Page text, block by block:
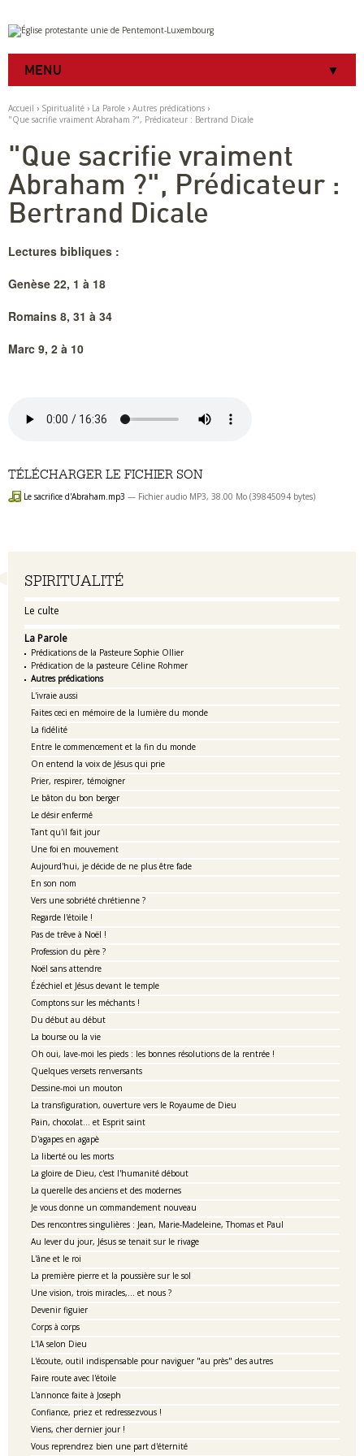
Aller
au
contenu.
à
navigation
Outils
personnels
MENU
Accueil › Spiritualité › La Parole › Autres prédications ›
"Que sacrifie vraiment Abraham ?", Prédicateur : Bertrand Dicale
Navigation
SPIRITUALITÉ
Le culte
La Parole
Prédications de la Pasteure Sophie Ollier
Prédication de la pasteure Céline Rohmer
Autres prédications
L'ivraie aussi
Faites ceci en mémoire de la lumière du monde
La fidélité
Entre le commencement et la fin du monde
On entend la voix de Jésus qui prie
Prier, respirer, témoigner
Le bâton du bon berger
Le désir enfermé
Tant qu'il fait jour
Une foi en mouvement
Aujourd'hui, je décide de ne plus être fade
En son nom
Vers une sobriété chrétienne ?
Regarde l'étoile !
Pas de trêve à Noël !
Profession du père ?
Noël sans attendre
Ézéchiel et Jésus devant le temple
Comptons sur les méchants !
Du début au début
La bourse ou la vie
Oh oui, lave-moi les pieds : les bonnes résolutions de la rentrée !
Quelques versets renversants
Dessine-moi un mouton
La transfiguration, ouverture vers le Royaume de Dieu
Pain, chocolat... et Esprit saint
D'agapes en agapè
La liberté ou les morts
La gloire de Dieu, c'est l'humanité débout
La querelle des anciens et des modernes
Je vous donne un commandement nouveau
Des rencontres singulières : Jean, Marie-Madeleine, Thomas et Paul
Au lever du jour, Jésus se tenait sur le rivage
L'âne et le roi
La première pierre et la poussière sur le sol
Une vision, trois miracles,... et nous ?
Devenir figuier
Corps à corps
L'IA selon Dieu
L'écoute, outil indispensable pour naviguer "au près" des autres
Faire route avec l'étoile
L'annonce faite à Joseph
Confiance, priez et redressezvous !
Viens, cher dernier jour !
Vous reprendrez bien une part d'éternité
"Que sacrifie vraiment
Abraham ?", Prédicateur :
Bertrand Dicale
Lectures bibliques :
Genèse 22, 1 à 18
Romains 8, 31 à 34
Marc 9, 2 à 10
TÉLÉCHARGER LE FICHIER SON
Le sacrifice d'Abraham.mp3 — Fichier audio MP3, 38.00 Mo (39845094 bytes)